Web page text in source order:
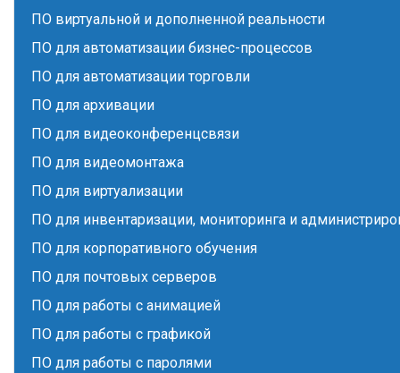
ПО виртуальной и дополненной реальности
ПО для автоматизации бизнес-процессов
ПО для автоматизации торговли
ПО для архивации
ПО для видеоконференцсвязи
ПО для видеомонтажа
ПО для виртуализации
ПО для инвентаризации, мониторинга и
ПО для корпоративного обучения
ПО для почтовых серверов
ПО для работы с анимацией
ПО для работы с графикой
ПО для работы с паролями